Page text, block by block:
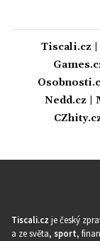
Tiscali.cz
Nedd.cz
Tiscali.cz je český
a ze světa, sport,